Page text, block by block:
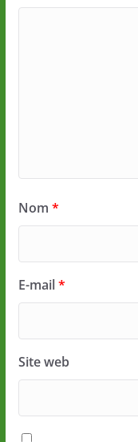
Nom *
E-mail*
Site web